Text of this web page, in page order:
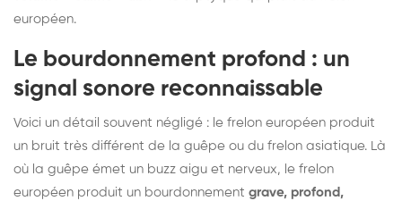
européen.
Le bourdonnement profond : un
signal sonore reconnaissable
Voici un détail souvent négligé : le frelon européen produit
un bruit très différent de la guêpe ou du frelon asiatique. Là
où la guêpe émet un buzz aigu et nerveux, le frelon
européen produit un bourdonnement grave, profond,